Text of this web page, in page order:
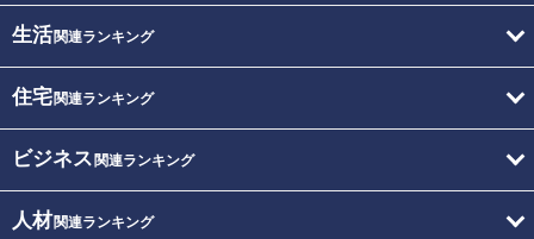
生活関連ランキング
住宅関連ランキング
ビジネス 関連ランキング
人材関連ランキング